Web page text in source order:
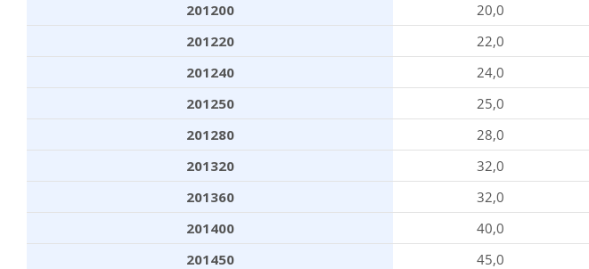
201200
20,0
201220
22,0
201240
24,0
201250
25,0
201280
28,0
201320
32,0
201360
32,0
201400
40,0
201450
45,0